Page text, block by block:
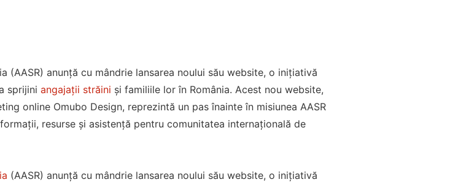
(AASR) anunță cu mândrie lansarea noului său website, o inițiativă
sprijini angajații străini și familiile lor în România. Acest nou website,
online Omubo Design, reprezintă un pas înainte în misiunea AASR
resurse și asistență pentru comunitatea internațională de
(AASR) anunță cu mândrie lansarea noului său website, o inițiativă